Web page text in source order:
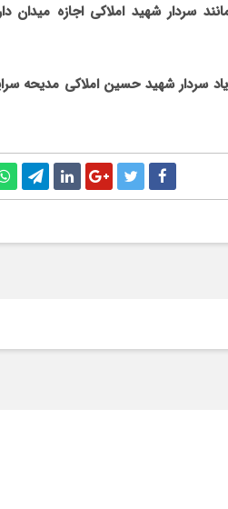
سردار شهید املاکی اجازه میدان
یاد سردار شهید حسین املاکی مدیحه